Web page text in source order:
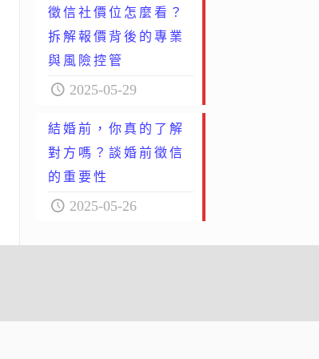
徵信社價位怎麼看？
拆解報價背後的專業
與風險控管
2025-05-29
結婚前，你真的了解
對方嗎？談婚前徵信
的重要性
2025-05-26